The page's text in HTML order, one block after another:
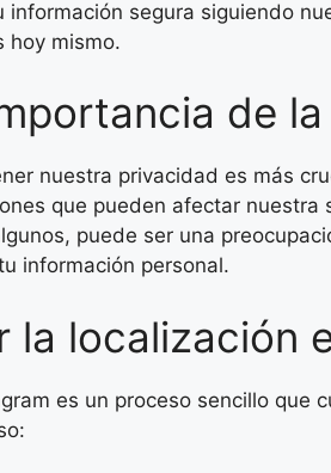
segura siguiendo
hoy mismo.
de
nuestra privacidad es más
que pueden afectar
puede ser una
información personal.
la localización
es un proceso sencillo